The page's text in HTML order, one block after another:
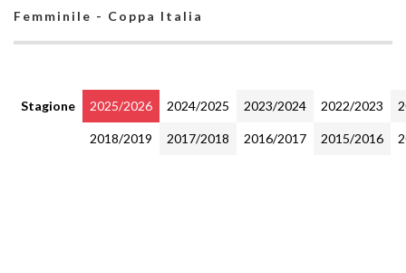
Femminile - Coppa Italia
Stagione 2025/2026 2024/2025 2023/2024 2022/2023
2018/2019 2017/2018 2016/2017 2015/2016